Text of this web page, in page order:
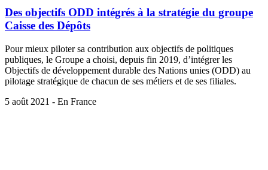
Des objectifs ODD intégrés à la stratégie du groupe
Caisse des Dépôts
Pour mieux piloter sa contribution aux objectifs de politiques
publiques, le Groupe a choisi, depuis fin 2019, d’intégrer les
Objectifs de développement durable des Nations unies (ODD) au
pilotage stratégique de chacun de ses métiers et de ses filiales.
5 août 2021 - En France